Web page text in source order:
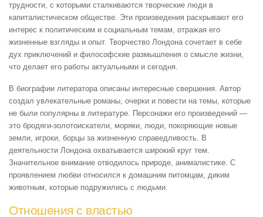
трудности, с которыми сталкиваются творческие люди в
капиталистическом обществе. Эти произведения раскрывают его
интерес к политическим и социальным темам, отражая его
жизненные взгляды и опыт. Творчество Лондона сочетает в себе
дух приключений и философские размышления о смысле жизни,
что делает его работы актуальными и сегодня.
В биографии литератора описаны интересные свершения. Автор
создал увлекательные романы, очерки и повести на темы, которые
не были популярны в литературе. Персонажи его произведений —
это бродяги-золотоискатели, моряки, люди, покоряющие новые
земли, игроки, борцы за жизненную справедливость. В
деятельности Лондона охватывается широкий круг тем.
Значительное внимание отводилось природе, анималистике. С
проявлением любви относился к домашним питомцам, диким
животным, которые подружились с людьми.
Отношения с властью